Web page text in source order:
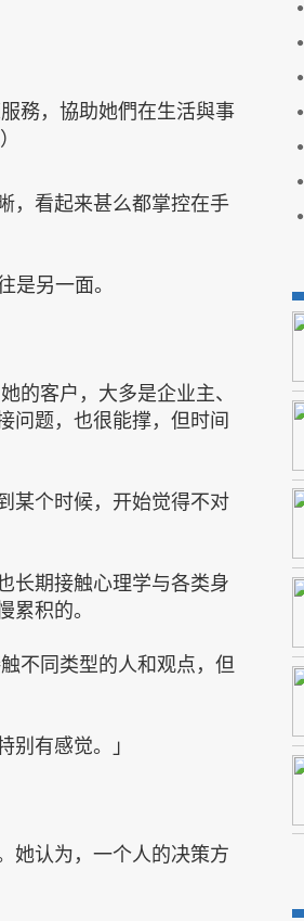
務，協助她們在生活與事
，看起来甚么都掌控在手
另一面。
客户，大多是企业主、
问题，也很能撑，但时间
某个时候，开始觉得不对
长期接触心理学与各类身
积的。
不同类型的人和观点，但
别有感觉。」
她认为，一个人的决策方